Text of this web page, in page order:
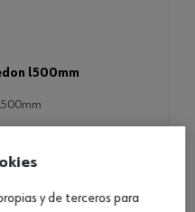
l500mm
y de terceros para